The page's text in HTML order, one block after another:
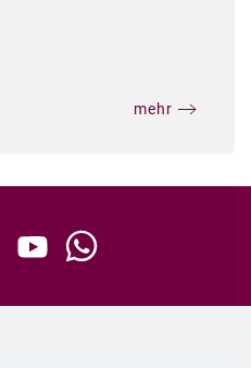
mehr